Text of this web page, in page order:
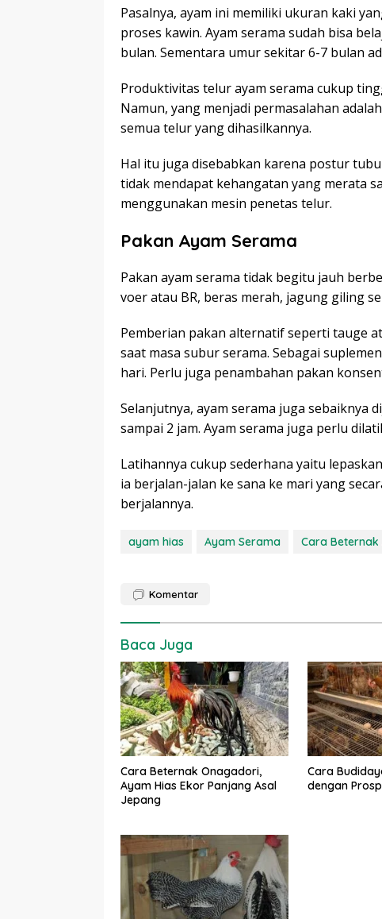
Pasalnya, ayam ini memiliki ukuran kaki
proses kawin. Ayam serama sudah bisa
bulan. Sementara umur sekitar 6-7 bulan
Produktivitas telur ayam serama cukup
Namun, yang menjadi permasalahan
semua telur yang dihasilkannya.
Hal itu juga disebabkan karena postur
tidak mendapat kehangatan yang merata
menggunakan mesin penetas telur.
Pakan Ayam Serama
Pakan ayam serama tidak begitu jauh
voer atau BR, beras merah, jagung giling
Pemberian pakan alternatif seperti tauge
saat masa subur serama. Sebagai
hari. Perlu juga penambahan pakan
Selanjutnya, ayam serama juga sebaiknya
sampai 2 jam. Ayam serama juga perlu
Latihannya cukup sederhana yaitu
ia berjalan-jalan ke sana ke mari yang
berjalannya.
ayam hias Ayam Serama Cara
Komentar
Baca Juga
Cara Beternak Onagadori,
Ayam Hias Ekor Panjang Asal
Jepang
Cara
dengan